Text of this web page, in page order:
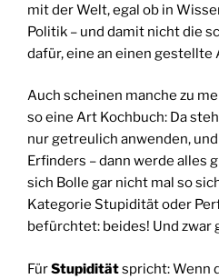
mit der Welt, egal ob in
Politik – und damit nicht die
dafür, eine an einen gestellte
Auch scheinen manche zu
so eine Art Kochbuch: Da
nur getreulich anwenden,
Erfinders – dann werde alles
sich Bolle gar nicht mal so
Kategorie Stupidität oder
befürchtet: beides! Und zwar
FürStupiditätspricht: Wenn